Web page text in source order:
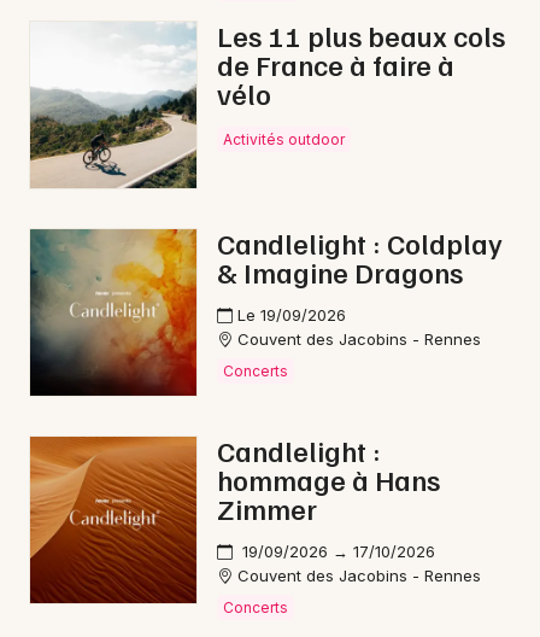
Newsletter des sorties
Artistes en tournée
Magazine à Fougères
35 - Ille-et-Vilaine
Choisir mes départements
Les 11 plus beaux cols
de France à faire à
vélo
Activités outdoor
Candlelight : Coldplay
& Imagine Dragons
Le 19/09/2026
Couvent des Jacobins - Rennes
Concerts
Candlelight :
hommage à Hans
Zimmer
19/09/2026 → 17/10/2026
Couvent des Jacobins - Rennes
Concerts